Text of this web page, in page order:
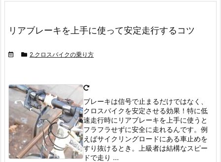
リアブレーキを上手に使って安定走行するコツ
2.クロスバイクの乗り方
ブレーキは信号で止まるだけではなく、
クロスバイクを安定させる効果！特に低
速走行時にリアブレーキを上手に使うと
フラフラせずに安全に走れるんです。 例
えばサイクリングロードにある車止めを
すり抜けるとき。
上級者は結構なスピー
ドで走り ...